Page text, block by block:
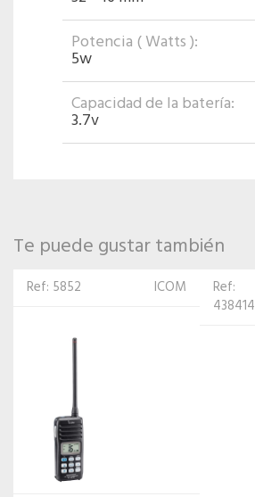
Potencia ( Watts ):
5w
Capacidad de la batería:
3.7v
Te puede gustar también
Ref:
UNIDEN
Ref:
405492